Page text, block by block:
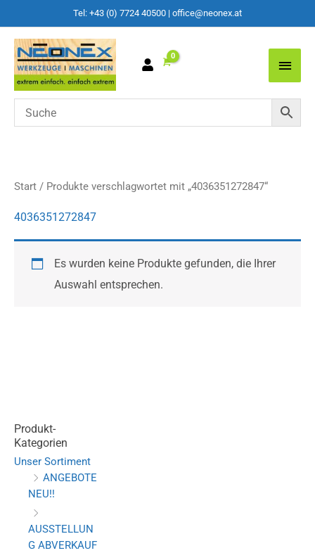
Tel: +43 (0) 7724 40500 | office@neonex.at
Main
Produkt-
Kategorien
Unser Sortiment
ANGEBOTE
NEU!!
AUSSTELLUN
G ABVERKAUF
Start / Produkte verschlagwortet mit „4036351272847“
4036351272847
Es wurden keine Produkte gefunden, die Ihrer
Auswahl entsprechen.